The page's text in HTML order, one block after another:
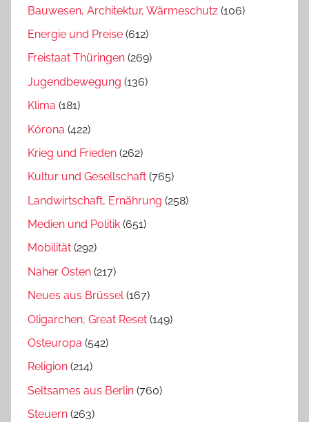
Bauwesen, Architektur, Wärmeschutz (106)
Energie und Preise (612)
Freistaat Thüringen (269)
Jugendbewegung (136)
Klima (181)
Kórona (422)
Krieg und Frieden (262)
Kultur und Gesellschaft (765)
Landwirtschaft, Ernährung (258)
Medien und Politik (651)
Mobilität (292)
Naher Osten (217)
Neues aus Brüssel(167)
Oligarchen, Great Reset (149)
Osteuropa (542)
Religion (214)
Seltsames aus Berlin (760)
Steuern (263)